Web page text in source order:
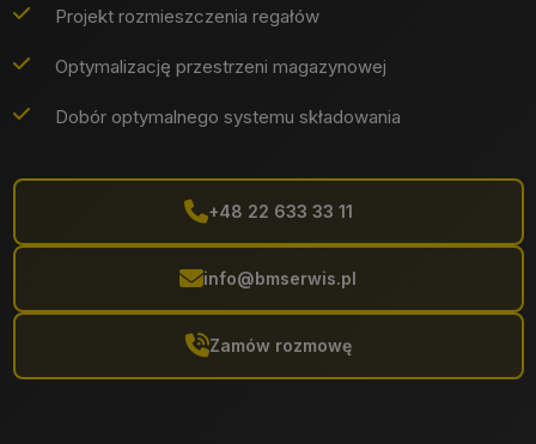
Projekt rozmieszczenia regałów
Optymalizację przestrzeni magazynowej
Dobór optymalnego systemu składowania
+48 22 633 33 11
info@bmserwis.pl
Zamów rozmowę